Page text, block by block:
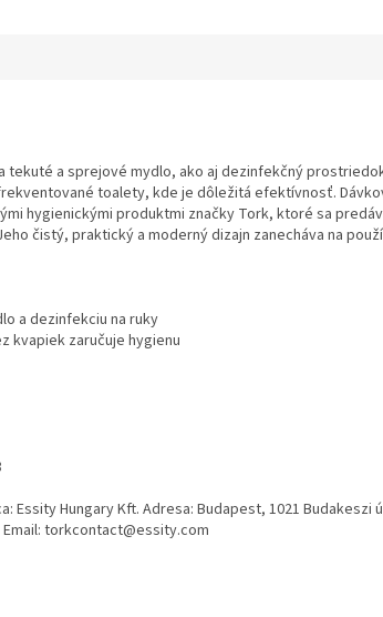
tekuté a sprejové mydlo, ako aj dezinfekčný
toalety, kde je dôležitá efektívnosť.
hygienickými produktmi značky Tork, ktoré sa
čistý, praktický a moderný dizajn zanecháva na
a dezinfekciu na ruky
kvapiek zaručuje hygienu
Essity Hungary Kft. Adresa: Budapest, 1021 Budakeszi
torkcontact@essity.com